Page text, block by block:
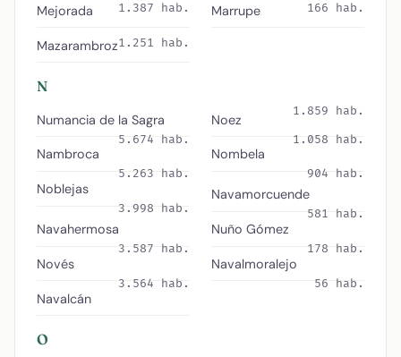
Mejorada 1.387 hab.
Mazarambroz1.251 hab.
Marrupe 166 hab.
N
Numancia de la Sagra
5.674 hab.
Nambroca
5.263 hab.
Noblejas
3.998 hab.
Navahermosa
3.587 hab.
Novés
3.564 hab.
Navalcán
1.859 hab.
Noez
1.058 hab.
Nombela
904 hab.
Navamorcuende
581 hab.
Nuño Gómez
178 hab.
Navalmoralejo
56 hab.
O